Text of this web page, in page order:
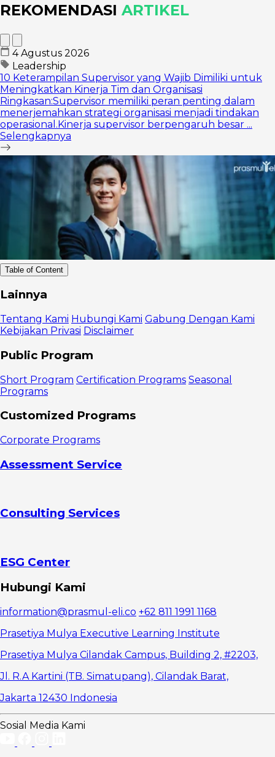
REKOMENDASI ARTIKEL
4 Agustus 2026
Leadership
10 Keterampilan Supervisor yang Wajib Dimiliki untuk
Meningkatkan Kinerja Tim dan Organisasi
Ringkasan:Supervisor memiliki peran penting dalam
menerjemahkan strategi organisasi menjadi tindakan
operasional.Kinerja supervisor berpengaruh besar ...
Selengkapnya
Table of Content
Tipe Inovasi
yang Bisa
Bantu Bisnis
Lebih Maju
1. Inovasi
produk
2. Inovasi
Proses
3. Inovasi
Model Bisnis
4. Inovasi
Nilai
Lainnya
Tentang Kami Hubungi Kami Gabung Dengan Kami
Kebijakan Privasi Disclaimer
Public Program
Short Program Certification Programs Seasonal
Programs
Customized Programs
Corporate Programs
Assessment Service
Consulting Services
ESG Center
Hubungi Kami
information@prasmul-eli.co +62 811 1991 1168
Prasetiya Mulya Executive Learning Institute
Prasetiya Mulya Cilandak Campus, Building 2, #2203,
Jl. R.A Kartini (TB. Simatupang), Cilandak Barat,
Jakarta 12430 Indonesia
Sosial Media Kami